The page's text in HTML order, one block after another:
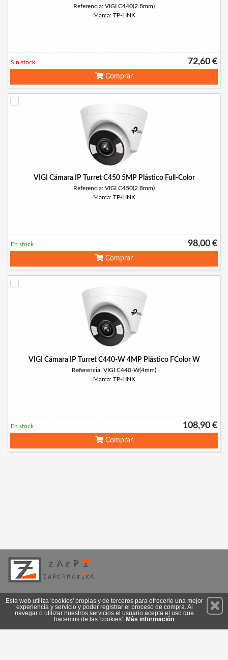
Referencia: VIGI C440(2.8mm)
Marca: TP-LINK
72,60 €
Sin stock
Comprar
VIGI Cámara IP Turret C450 5MP Plástico Full-Color
Referencia: VIGI C450(2.8mm)
Marca: TP-LINK
98,00 €
En stock
Comprar
VIGI Cámara IP Turret C440-W 4MP Plástico FColor W
Referencia: VIGI C440-W(4mm)
Marca: TP-LINK
108,90 €
En stock
Comprar
Suscríbete
Esta web utiliza 'cookies' propias y de terceros para ofrecerle una mejor
experiencia y servicio y poder registrar el proceso de compra. Al
navegar o utilizar nuestros servicios el usuario acepta el uso que
hacemos de las 'cookies'. Más información